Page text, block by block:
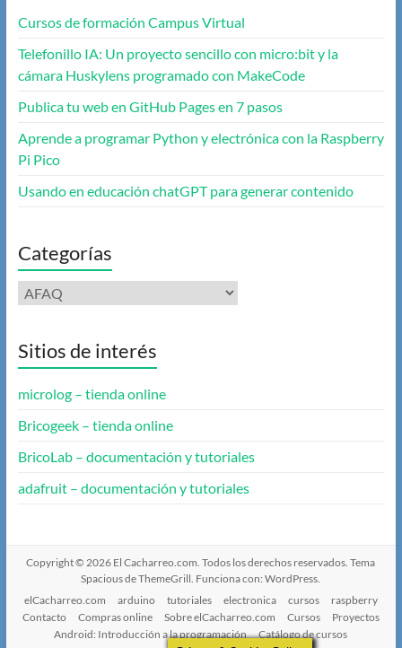
Cursos de formación Campus Virtual
Telefonillo IA: Un proyecto sencillo con micro:bit y la
cámara Huskylens programado con MakeCode
Publica tu web en GitHub Pages en 7 pasos
Aprende a programar Python y electrónica con la Raspberry
Pi Pico
Usando en educación chatGPT para generar contenido
Categorías
Categorías
Sitios de interés
microlog – tienda online
Bricogeek – tienda online
BricoLab – documentación y tutoriales
adafruit – documentación y tutoriales
Copyright © 2026 El Cacharreo.com. Todos los derechos reservados. Tema
Spaciousde ThemeGrill. Funciona con:WordPress.
elCacharreo.com
arduino tutoriales electronica cursos
raspberry
Contacto
Compras online Sobre elCacharreo.com Cursos
Proyectos
Android: Introducción a la programación
Catálogo de cursos